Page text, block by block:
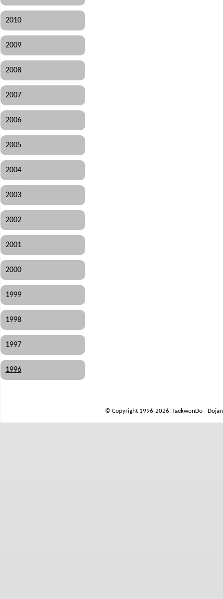
2010
2009
2008
2007
2006
2005
2004
2003
2002
2001
2000
1999
1998
1997
1996
© Copyright 1996-2026, TaekwonDo -